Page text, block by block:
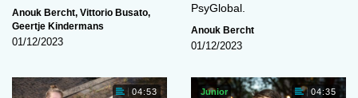
Anouk Bercht, Vittorio Busato,
Geertje Kindermans
01/12/2023
PsyGlobal.
Anouk Bercht
01/12/2023
04:53 Junior 04:35